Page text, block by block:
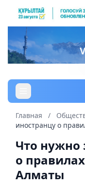
Главная /
иностранцу о
Что нужно
о
Алматы